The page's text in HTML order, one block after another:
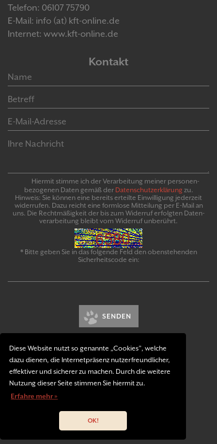
Diese Website nutzt so genannte „Cookies”, welche
dazu dienen, die Internetpräsenz nutzerfreundlicher,
effektiver und sicherer zu machen. Durch die weitere
Nutzung dieser Seite stimmen Sie hiermit zu.
Erfahre mehr »
OK!
Telefon: 06107 75790
E-Mail: info (at) kft-online.de
Internet: www.kft-online.de
Kontakt
Hiermit stimme ich der Verarbeitung meiner personen­
bezogenen Daten gemäß der Daten­schutz­er­klär­ung zu.
Hinweis: Sie können eine bereits erteilte Ein­willigung jeder­zeit
widerrufen. Dazu reicht eine formlose Mitteilung per E-Mail an
uns. Die Recht­mäßigkeit der bis zum Widerruf erfolgten Daten­
verarbeitung bleibt vom Wider­ruf un­be­rührt.
* Bitte geben Sie in das folgende Feld den obenstehenden
Sicherheitscode ein:
SENDEN
Datenschutzerklärung